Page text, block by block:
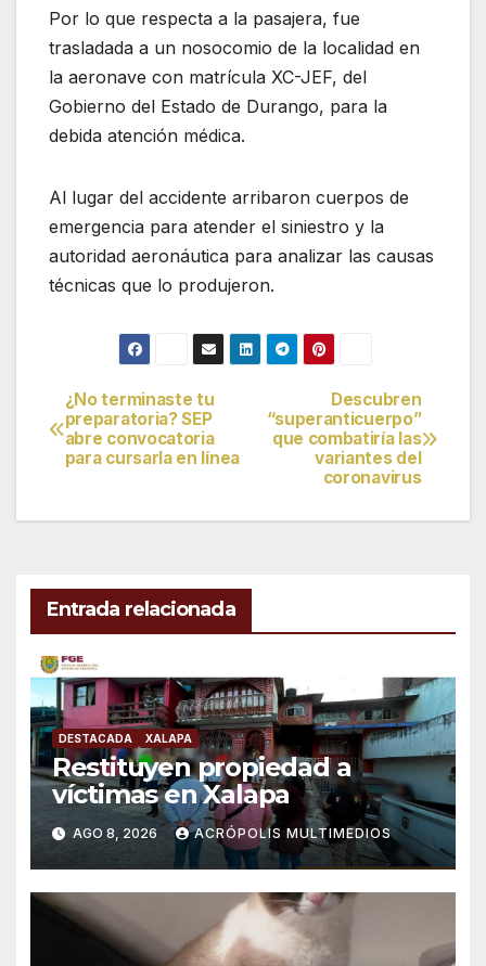
Por lo que respecta a la pasajera, fue
trasladada a un nosocomio de la localidad en
la aeronave con matrícula XC-JEF, del
Gobierno del Estado de Durango, para la
debida atención médica.
Al lugar del accidente arribaron cuerpos de
emergencia para atender el siniestro y la
autoridad aeronáutica para analizar las causas
técnicas que lo produjeron.
Navegación
de
Descubren
“superanticuerpo”
que combatiría las
variantes del
coronavirus
¿No terminaste tu
preparatoria? SEP
abre convocatoria
para cursarla en línea
Entrada relacionada
DESTACADA XALAPA
Restituyen propiedad a
víctimas en Xalapa
AGO 8, 2026 ACRÓPOLIS MULTIMEDIOS